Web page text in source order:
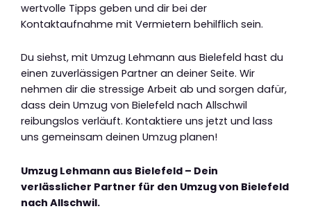
wertvolle Tipps geben und dir bei der
Kontaktaufnahme mit Vermietern behilflich sein.
Du siehst, mit Umzug Lehmann aus Bielefeld hast du
einen zuverlässigen Partner an deiner Seite. Wir
nehmen dir die stressige Arbeit ab und sorgen dafür,
dass dein Umzug von Bielefeld nach Allschwil
reibungslos verläuft. Kontaktiere uns jetzt und lass
uns gemeinsam deinen Umzug planen!
Umzug Lehmann aus Bielefeld – Dein
verlässlicher Partner für den Umzug von Bielefeld
nach Allschwil.